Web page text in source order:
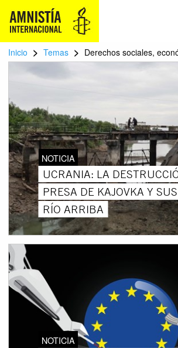
Inicio > Temas > Derechos sociales,
NOTICIA
UCRANIA: LA
PRESA DE KAJOVKA Y
RÍO ARRIBA
NOTICIA